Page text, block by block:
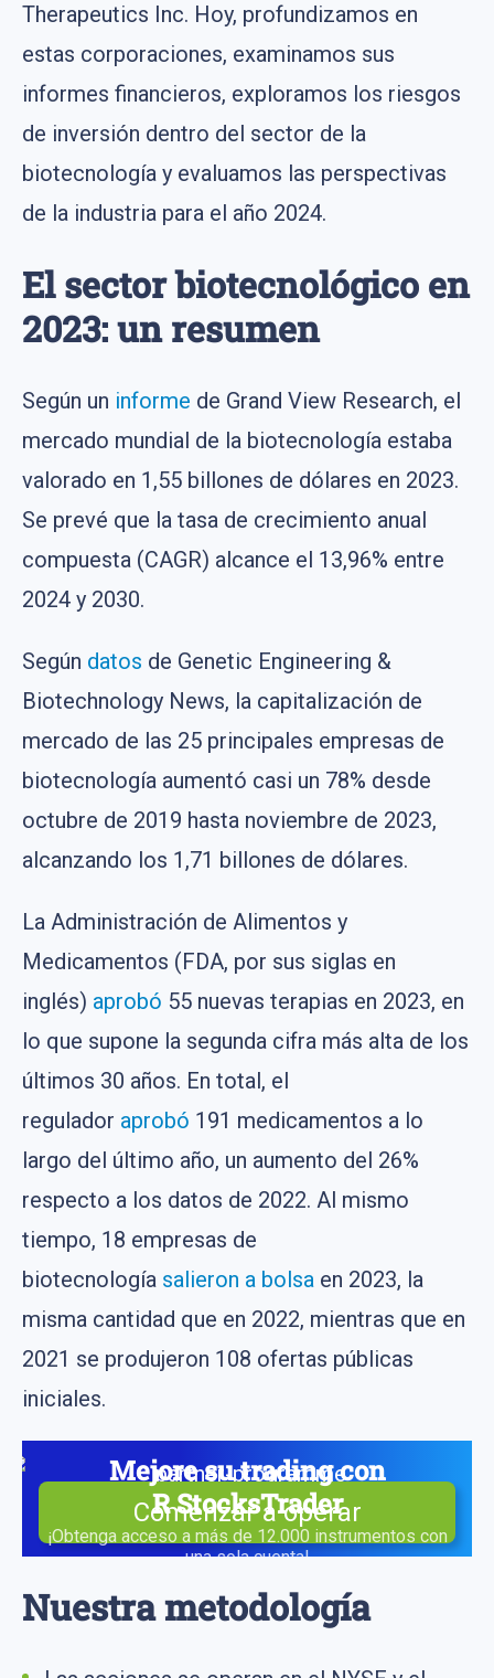
Therapeutics Inc. Hoy, profundizamos en
estas corporaciones, examinamos sus
informes financieros, exploramos los riesgos
de inversión dentro del sector de la
biotecnología y evaluamos las perspectivas
de la industria para el año 2024.
El sector biotecnológico en
2023: un resumen
Según un informe de Grand View Research, el
mercado mundial de la biotecnología estaba
valorado en 1,55 billones de dólares en 2023.
Se prevé que la tasa de crecimiento anual
compuesta (CAGR) alcance el 13,96% entre
2024 y 2030.
Según datos de Genetic Engineering &
Biotechnology News, la capitalización de
mercado de las 25 principales empresas de
biotecnología aumentó casi un 78% desde
octubre de 2019 hasta noviembre de 2023,
alcanzando los 1,71 billones de dólares.
La Administración de Alimentos y
Medicamentos (FDA, por sus siglas en
inglés) aprobó 55 nuevas terapias en 2023, en
lo que supone la segunda cifra más alta de los
últimos 30 años. En total, el
regulador aprobó 191 medicamentos a lo
largo del último año, un aumento del 26%
respecto a los datos de 2022. Al mismo
tiempo, 18 empresas de
biotecnología salieron a bolsa en 2023, la
misma cantidad que en 2022, mientras que en
2021 se produjeron 108 ofertas públicas
iniciales.
Mejore su trading con
R StocksTrader
¡Obtenga acceso a más de 12.000 instrumentos con
una sola cuenta!
Comenzar a operar
Nuestra metodología